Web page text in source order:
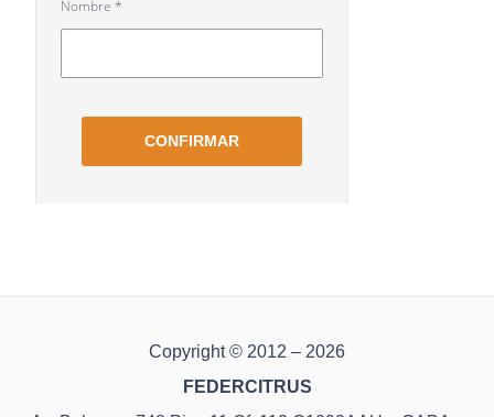
Copyright © 2012 – 2026
FEDERCITRUS